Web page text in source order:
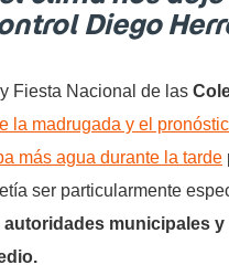
Diego
Fiesta Nacional de las
la madrugada y el
más agua durante la tarde
ser particularmente
autoridades municipales